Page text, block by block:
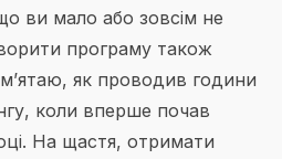
ви мало або зовсім не
програму також
як проводив години
коли вперше почав
На щастя, отримати